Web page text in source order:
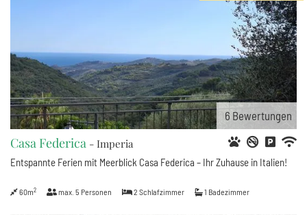
6 Bewertungen
Casa Federica - Imperia
Entspannte Ferien mit Meerblick Casa Federica – Ihr Zuhause in Italien!
60m2 max. 5 Personen 2 Schlafzimmer 1 Badezimmer